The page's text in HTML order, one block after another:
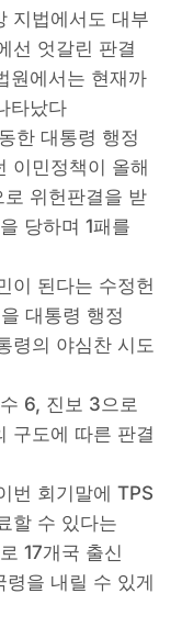
지법에서도 대부
선 엇갈린 판결
원에서는 현재까
타났다
한 대통령 행정
이민정책이 올해
위헌판결을 받
당하며 1패를
이 된다는 수정헌
대통령 행정
령의 야심찬 시도
6, 진보 3으로
구도에 따른 판결
번 회기말에 TPS
할 수 있다는
17개국 출신
을 내릴 수 있게